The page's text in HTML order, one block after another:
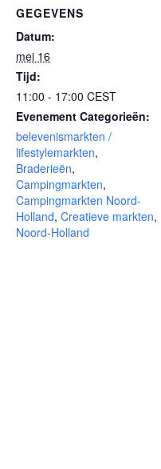
GEGEVENS
Datum:
mei 16
Tijd:
11:00 - 17:00 CEST
Evenement Categorieën:
belevenismarkten /
lifestylemarkten,
Braderieën,
Campingmarkten,
Campingmarkten Noord-
Holland, Creatieve markten,
Noord-Holland